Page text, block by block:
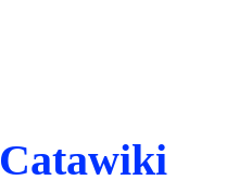
Catawiki